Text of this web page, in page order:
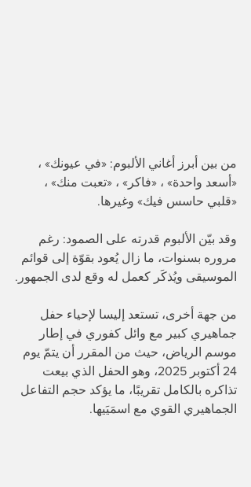
من بين أبرز أغاني الألبوم: «في عيونك» ،
«أسعد واحدة» ، «فاكر» ، «تعبت منك» ،
«قلبي حاسس فيك» وغيرها.
وقد بيّن الألبوم قدرته على الصمود: رغم
مروره بسنوات، ما زال يُعود بقوّة إلى قوائم
الموسيقى ويُذكَر كعمل له وقع لدى الجمهور.
من جهة أخرى، تستعد إليسا لإحياء حفل
جماهيري كبير مع وائل كفوري في إطار
موسم الرياض، حيث من المقرر أن يتمّ يوم
24 أكتوبر 2025، وهو الحفل الذي بيعت
تذاكره بالكامل تقريبًا، ما يؤكد حجم التفاعل
الجماهيري القوي مع اسمَيَيها.